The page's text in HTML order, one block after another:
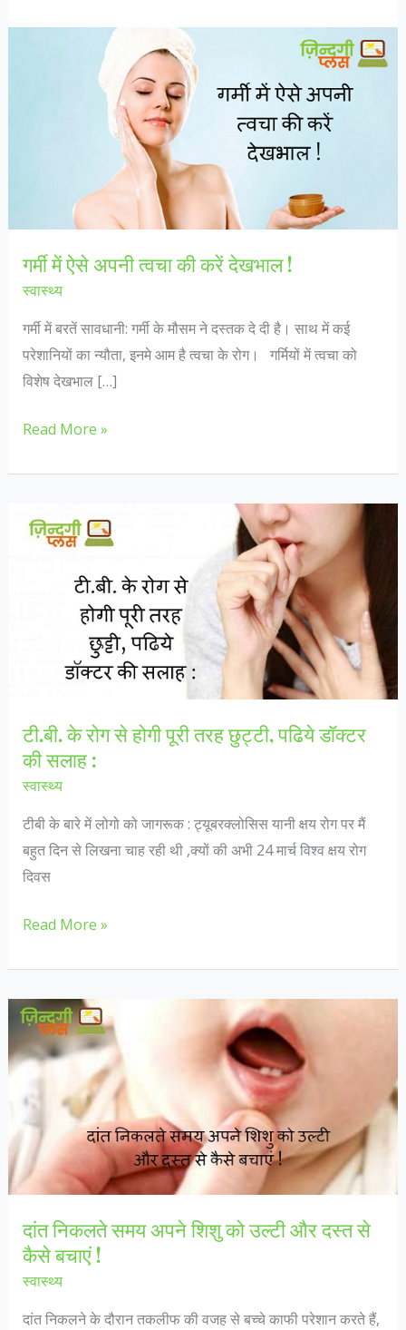
गर्मी में ऐसे अपनी त्वचा की करें देखभाल !
स्वास्थ्य
गर्मी में बरतें सावधानी: गर्मी के मौसम ने दस्तक दे दी है। साथ में कई
परेशानियों का न्यौता, इनमे आम है त्वचा के रोग। गर्मियों में त्वचा को
विशेष देखभाल […]
गर्मी
ऐसे
त्वचा
Read More »
टी.बी. के रोग से होगी पूरी तरह छुट्टी, पढिये डॉक्टर
की सलाह :
स्वास्थ्य
टीबी के बारे में लोगो को जागरूक : ट्यूबरक्लोसिस यानी क्षय रोग पर मैं
बहुत दिन से लिखना चाह रही थी ,क्यों की अभी 24 मार्च विश्व क्षय रोग
दिवस
टी.बी.
रोग
से
होगी
पूरी
तरह
छुट्टी,
पढिये
डॉक्टर
की
:
Read More »
दांत निकलते समय अपने शिशु को उल्टी और दस्त से
कैसे बचाएं !
स्वास्थ्य
दांत निकलने के दौरान तकलीफ की वजह से बच्चे काफी परेशान करते हैं,